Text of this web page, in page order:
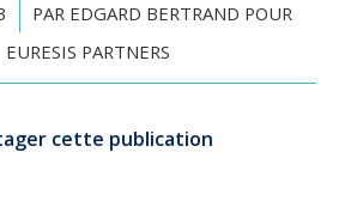
PAR EDGARD BERTRAND POUR
EURESIS PARTNERS
cette publication